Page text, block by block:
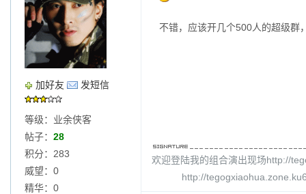
加好友 发短信
等级：业余侠客
帖子： 28
积分：283
威望：0
精华：0
不错，应该开几个500人的超级群
欢迎登陆我的组合演出现场http://
http://